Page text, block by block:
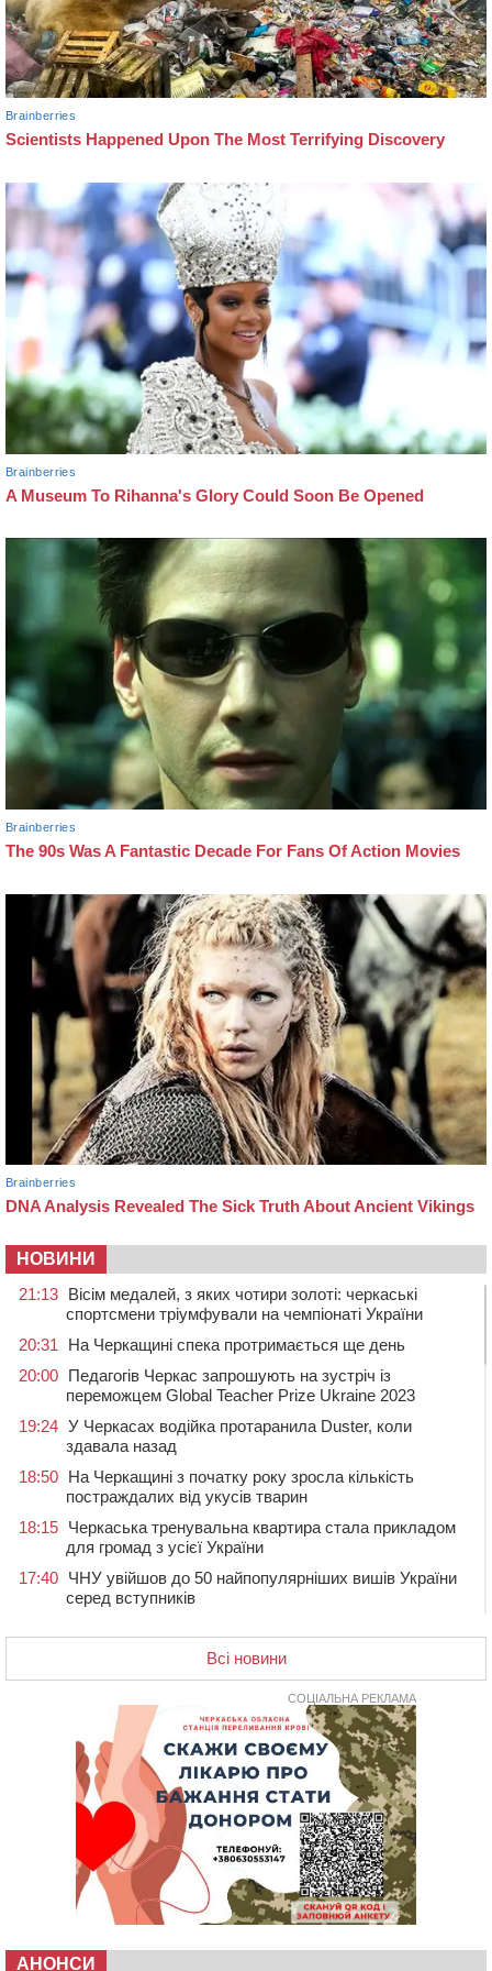
НОВИНИ
21:13 Вісім медалей, з яких чотири золоті: черкаські
спортсмени тріумфували на чемпіонаті України
20:31
На Черкащині спека протримається ще день
20:00 Педагогів Черкас запрошують на зустріч із
переможцем Global Teacher Prize Ukraine 2023
19:24 У Черкасах водійка протаранила Duster, коли
здавала назад
18:50 На Черкащині з початку року зросла кількість
постраждалих від укусів тварин
18:15 Черкаська тренувальна квартира стала прикладом
для громад з усієї України
17:40 ЧНУ увійшов до 50 найпопулярніших вишів України
серед вступників
контейнерний майданчик
16:32
Без розтину грудної клітки: у Черкасах 75-річній
пацієнтці замінили аортальний клапан
У Черкаському онкоцентрі встановили сонячну
електростанцію за понад пів мільйона гривень
У Київській області прощаються з полеглим на
фронті жителем Монастирищини
У Черкасах містяни через нову скляну зупинку і
вирізані дерева потерпають від спеки: Бондаренко
обіцяє масштабне озеленення
Провокував конфлікт і зачинився в автівці: у ТЦК
чоловіка у Тальному
Всі новини
СОЦІАЛЬНА РЕКЛАМА
АНОНСИ